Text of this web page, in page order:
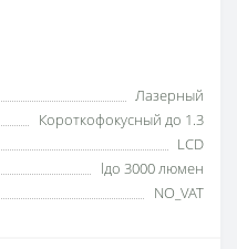
Лазерный
Короткофокусный до 1.3
LCD
lдо 3000 люмен
NO_VAT